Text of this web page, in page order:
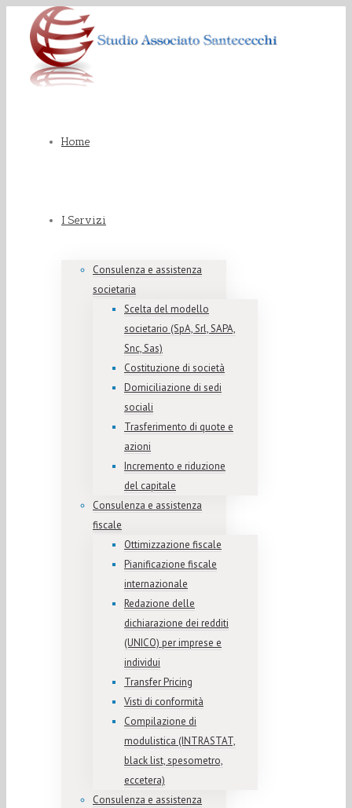
Home
I Servizi
Consulenza e assistenza
societaria
Scelta del modello
societario (SpA, Srl, SAPA,
Snc, Sas)
Costituzione di società
Domiciliazione di sedi
sociali
Trasferimento di quote e
azioni
Incremento e riduzione
del capitale
Consulenza e assistenza
fiscale
Ottimizzazione fiscale
Pianificazione fiscale
internazionale
Redazione delle
dichiarazione dei redditi
(UNICO) per imprese e
individui
Transfer Pricing
Visti di conformità
Compilazione di
modulistica (INTRASTAT,
black list, spesometro,
eccetera)
Consulenza e assistenza